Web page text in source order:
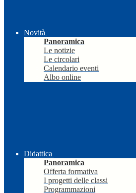
Novità
Panoramica
Le notizie
Le circolari
Calendario eventi
Albo online
Didattica
Panoramica
Offerta formativa
I progetti delle classi
Programmazioni